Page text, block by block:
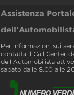
Assistenza
Per informazioni sui
contatta il Call Center
dell'Automobilista attivo
sabato dalle 8.00 alle